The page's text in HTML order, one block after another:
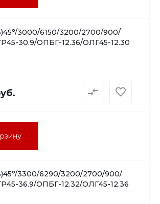
3000/6150/3200/2700/900/
30.9/ОПБГ-12.36/ОЛГ45-12.30
3300/6290/3200/2700/900/
36.9/ОПБГ-12.32/ОЛГ45-12.36